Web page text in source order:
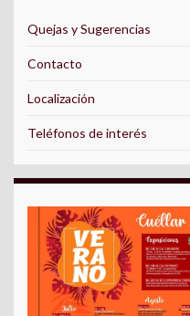
Quejas y Sugerencias
Contacto
Localización
Teléfonos de interés